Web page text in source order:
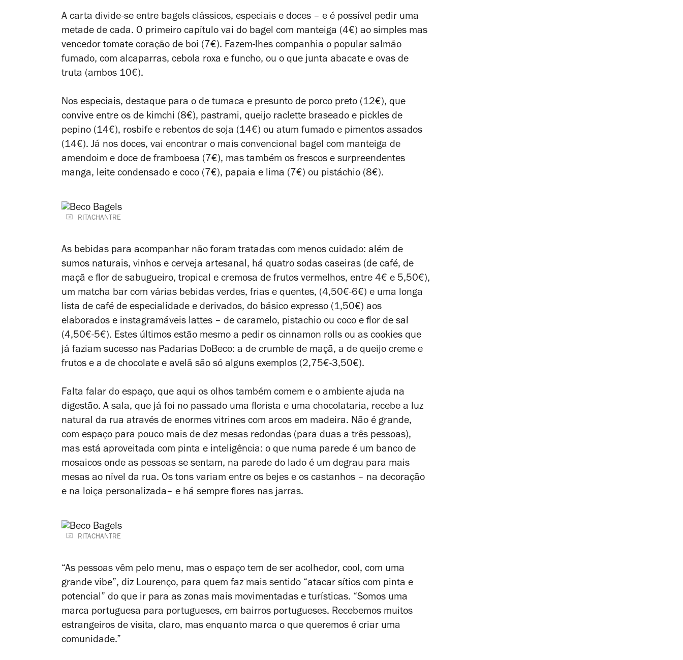
A carta divide-se entre bagels clássicos, especiais e doces – e é possível pedir uma
metade de cada. O primeiro capítulo vai do bagel com manteiga (4€) ao simples mas
vencedor tomate coração de boi (7€). Fazem-lhes companhia o popular salmão
fumado, com alcaparras, cebola roxa e funcho, ou o que junta abacate e ovas de
truta (ambos 10€).
Nos especiais, destaque para o de tumaca e presunto de porco preto (12€), que
convive entre os de kimchi (8€), pastrami, queijo raclette braseado e pickles de
pepino (14€), rosbife e rebentos de soja (14€) ou atum fumado e pimentos assados
(14€). Já nos doces, vai encontrar o mais convencional bagel com manteiga de
amendoim e doce de framboesa (7€), mas também os frescos e surpreendentes
manga, leite condensado e coco (7€), papaia e lima (7€) ou pistáchio (8€).
RITACHANTRE
As bebidas para acompanhar não foram tratadas com menos cuidado: além de
sumos naturais, vinhos e cerveja artesanal, há quatro sodas caseiras (de café, de
maçã e flor de sabugueiro, tropical e cremosa de frutos vermelhos, entre 4€ e 5,50€),
um matcha bar com várias bebidas verdes, frias e quentes, (4,50€-6€) e uma longa
lista de café de especialidade e derivados, do básico expresso (1,50€) aos
elaborados e instagramáveis lattes – de caramelo, pistachio ou coco e flor de sal
(4,50€-5€). Estes últimos estão mesmo a pedir os cinnamon rolls ou as cookies que
já faziam sucesso nas Padarias DoBeco: a de crumble de maçã, a de queijo creme e
frutos e a de chocolate e avelã são só alguns exemplos (2,75€-3,50€).
Falta falar do espaço, que aqui os olhos também comem e o ambiente ajuda na
digestão. A sala, que já foi no passado uma florista e uma chocolataria, recebe a luz
natural da rua através de enormes vitrines com arcos em madeira. Não é grande,
com espaço para pouco mais de dez mesas redondas (para duas a três pessoas),
mas está aproveitada com pinta e inteligência: o que numa parede é um banco de
mosaicos onde as pessoas se sentam, na parede do lado é um degrau para mais
mesas ao nível da rua. Os tons variam entre os bejes e os castanhos – na decoração
e na loiça personalizada– e há sempre flores nas jarras.
RITACHANTRE
“As pessoas vêm pelo menu, mas o espaço tem de ser acolhedor, cool, com uma
grande vibe”, diz Lourenço, para quem faz mais sentido “atacar sítios com pinta e
potencial” do que ir para as zonas mais movimentadas e turísticas. “Somos uma
marca portuguesa para portugueses, em bairros portugueses. Recebemos muitos
estrangeiros de visita, claro, mas enquanto marca o que queremos é criar uma
comunidade.”